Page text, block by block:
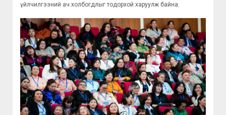
үйлчилгээний ач холбогдлыг тодорхой харуулж байна.